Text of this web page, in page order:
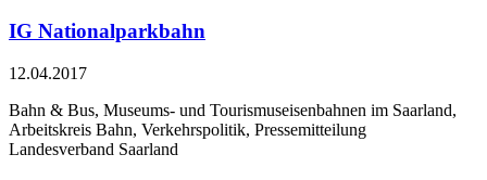
IG Nationalparkbahn
12.04.2017
Bahn & Bus, Museums- und Tourismuseisenbahnen im Saarland,
Arbeitskreis Bahn, Verkehrspolitik, Pressemitteilung
Landesverband Saarland